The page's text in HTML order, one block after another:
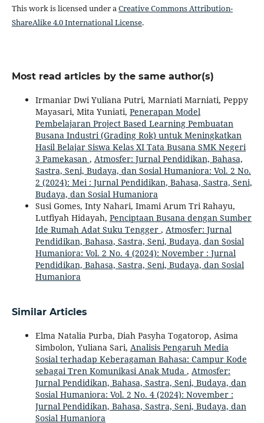
This work is licensed under aCreative Commons Attribution-
ShareAlike 4.0 International License.
Most read articles by the same author(s)
Irmaniar Dwi Yuliana Putri, Marniati Marniati, Peppy
Mayasari, Mita Yuniati, Penerapan Model
Pembelajaran Project Based Learning Pembuatan
Busana Industri (Grading Rok) untuk Meningkatkan
Hasil Belajar Siswa Kelas XI Tata Busana SMK Negeri
3 Pamekasan , Atmosfer: Jurnal Pendidikan, Bahasa,
Sastra, Seni, Budaya, dan Sosial Humaniora: Vol. 2 No.
2 (2024): Mei : Jurnal Pendidikan, Bahasa, Sastra, Seni,
Budaya, dan Sosial Humaniora
Susi Gomes, Inty Nahari, Imami Arum Tri Rahayu,
Lutfiyah Hidayah, Penciptaan Busana dengan Sumber
Ide Rumah Adat Suku Tengger , Atmosfer: Jurnal
Pendidikan, Bahasa, Sastra, Seni, Budaya, dan Sosial
Humaniora: Vol. 2 No. 4 (2024): November : Jurnal
Pendidikan, Bahasa, Sastra, Seni, Budaya, dan Sosial
Humaniora
Similar Articles
Elma Natalia Purba, Diah Pasyha Togatorop, Asima
Simbolon, Yuliana Sari, Analisis Pengaruh Media
Sosial terhadap Keberagaman Bahasa: Campur Kode
sebagai Tren Komunikasi Anak Muda , Atmosfer:
Jurnal Pendidikan, Bahasa, Sastra, Seni, Budaya, dan
Sosial Humaniora: Vol. 2 No. 4 (2024): November :
Jurnal Pendidikan, Bahasa, Sastra, Seni, Budaya, dan
Sosial Humaniora